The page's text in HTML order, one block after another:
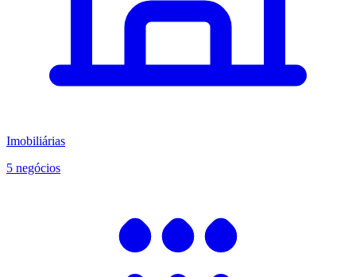
Imobiliárias
5 negócios